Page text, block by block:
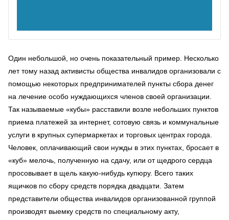
Один небольшой, но очень показательный пример. Несколько
лет тому назад активисты общества инвалидов организовали с
помощью некоторых предпринимателей пункты сбора денег
на лечение особо нуждающихся членов своей организации.
Так называемые «кубы» расставили возле небольших пунктов
приема платежей за интернет, сотовую связь и коммунальные
услуги в крупных супермаркетах и торговых центрах города.
Человек, оплачивающий свои нужды в этих пунктах, бросает в
«куб» мелочь, полученную на сдачу, или от щедрого сердца
просовывает в щель какую-нибудь купюру. Всего таких
ящичков по сбору средств порядка двадцати. Затем
представители общества инвалидов организованной группой
производят выемку средств по специальному акту,